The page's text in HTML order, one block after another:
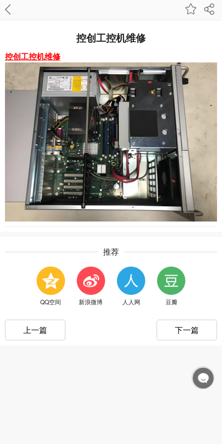
控创工控机维修
控创工控机维修
推荐
QQ空间 新浪微博 人人网 豆瓣
上一篇 下一篇